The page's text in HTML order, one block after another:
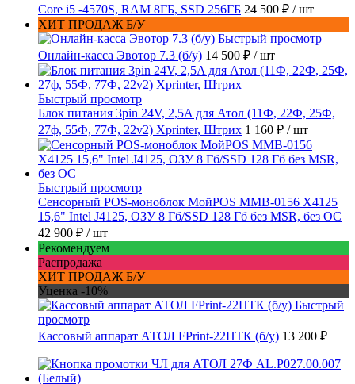
Core i5 -4570S, RAM 8ГБ, SSD 256ГБ 24 500 ₽ / шт
ХИТ ПРОДАЖ Б/У
Быстрый просмотр
Онлайн-касса Эвотор 7.3 (б/у) 14 500 ₽ / шт
Быстрый просмотр
Блок питания 3pin 24V, 2,5A для Атол (11Ф, 22Ф, 25Ф,
27ф, 55Ф, 77Ф, 22v2) Xprinter, Штрих 1 160 ₽ / шт
Быстрый просмотр
Сенсорный POS-моноблок МойPOS MMB-0156 X4125
15,6" Intel J4125, ОЗУ 8 Гб/SSD 128 Гб без MSR, без ОС
42 900 ₽ / шт
Рекомендуем
Распродажа
ХИТ ПРОДАЖ Б/У
Уценка -10%
Быстрый
просмотр
Кассовый аппарат АТОЛ FPrint-22ПТК (б/у) 13 200 ₽